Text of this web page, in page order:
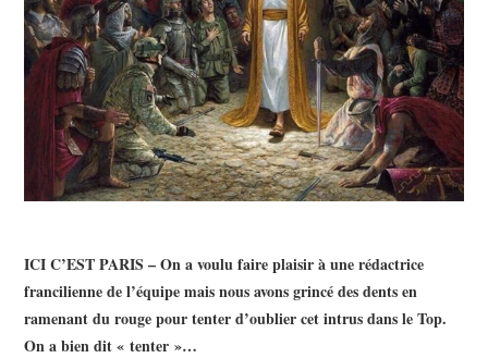
ICI C’EST PARIS – On a voulu faire plaisir à une rédactrice
francilienne de l’équipe mais nous avons grincé des dents en
ramenant du rouge pour tenter d’oublier cet intrus dans le Top.
On a bien dit « tenter »…